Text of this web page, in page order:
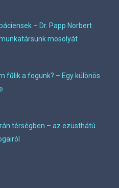
– Dr. Papp Norbert
mosolyát
fűlik a fogunk? – Egy különös
térségben – az ezüsthátú